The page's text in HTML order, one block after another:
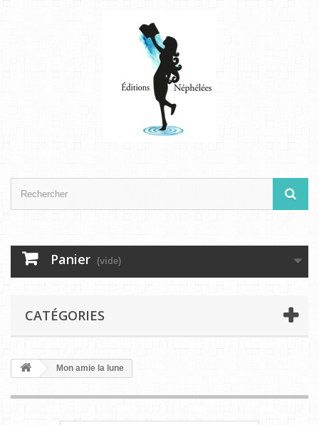
Panier (vide)
CATÉGORIES
Mon amie la lune